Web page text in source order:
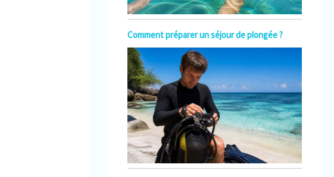
Comment préparer un séjour de plongée ?